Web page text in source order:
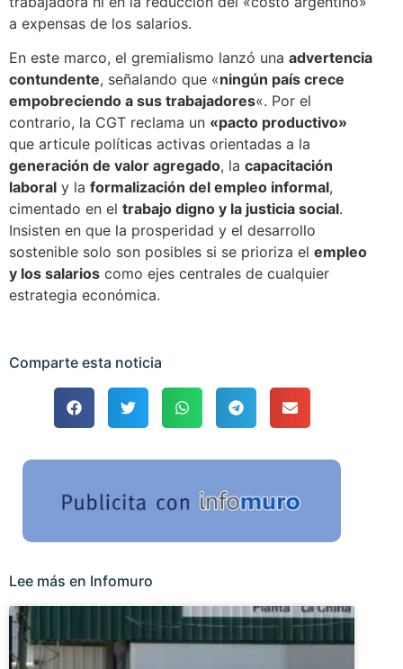
a expensas de los salarios.
En este marco, el gremialismo lanzó una advertencia
contundente, señalando que «ningún país crece
empobreciendo a sus trabajadores«. Por el
contrario, la CGT reclama un «pacto productivo»
que articule políticas activas orientadas a la
generación de valor agregado, la capacitación
laboral y la formalización del empleo informal,
cimentado en el trabajo digno y la justicia social.
Insisten en que la prosperidad y el desarrollo
sostenible solo son posibles si se prioriza el empleo
y los salarios como ejes centrales de cualquier
estrategia económica.
Comparte esta noticia
Lee más en Infomuro